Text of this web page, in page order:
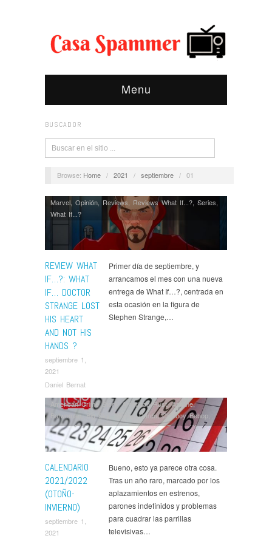
Menu
BUSCADOR
Browse: Home / 2021 / septiembre / 01
REVIEW WHAT
IF…?: WHAT
IF… DOCTOR
STRANGE LOST
HIS HEART
AND NOT HIS
HANDS ?
septiembre 1,
2021
Daniel Bernat
Marvel, Opinión, Reviews Reviews What If...?, Series,
What If...?
Primer día de septiembre, y
arrancamos el mes con una nueva
entrega de What If…?, centrada en
esta ocasión en la figura de
Stephen Strange,…
CALENDARIO
2021/2022
(OTOÑO-
INVIERNO)
septiembre 1,
2021
American Crime Story ,American Rust,Arcane,
Batwoman,Big Sky, Billions,Cardo,Cowboy Bebop,
Dexter,Dickinson,Doctor Portuondo,Doctor Who,
Doom Patrol,Dopesick,Dr Death, El juego del
calamar,El Tiempo que te Doy,Fear The Walking
Hightown,Historias para no Dormir,HIT,Impeachment
Invasion,Jaguar La Casa de Papel,La Fortuna,
Legacies
Legends of Tomorrow,Locke and Key,
Lucifer,Maid Marvel,Masters of the Universe:
Revelation , Midnight Mass,Nancy Drew,Narcos
México
Riverdale,Scenes from a Marriage
Bueno, esto ya parece otra cosa.
Tras un año raro, marcado por los
aplazamientos en estrenos,
parones indefinidos y problemas
para cuadrar las parrillas
televisivas…